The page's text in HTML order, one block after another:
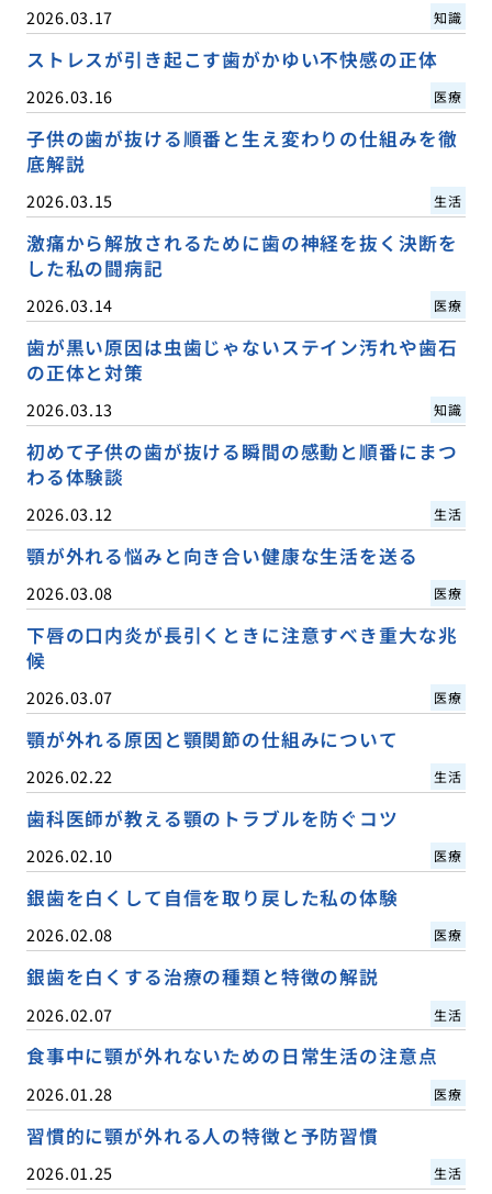
2026.03.17 知識
ストレスが引き起こす歯がかゆい不快感の正体
2026.03.16 医療
子供の歯が抜ける順番と生え変わりの仕組みを徹
底解説
2026.03.15 生活
激痛から解放されるために歯の神経を抜く決断を
した私の闘病記
2026.03.14 医療
歯が黒い原因は虫歯じゃないステイン汚れや歯石
の正体と対策
2026.03.13 知識
初めて子供の歯が抜ける瞬間の感動と順番にまつ
わる体験談
2026.03.12 生活
顎が外れる悩みと向き合い健康な生活を送る
2026.03.08 医療
下唇の口内炎が長引くときに注意すべき重大な兆
候
2026.03.07 医療
顎が外れる原因と顎関節の仕組みについて
2026.02.22 生活
歯科医師が教える顎のトラブルを防ぐコツ
2026.02.10 医療
銀歯を白くして自信を取り戻した私の体験
2026.02.08 医療
銀歯を白くする治療の種類と特徴の解説
2026.02.07 生活
食事中に顎が外れないための日常生活の注意点
2026.01.28 医療
習慣的に顎が外れる人の特徴と予防習慣
2026.01.25 生活